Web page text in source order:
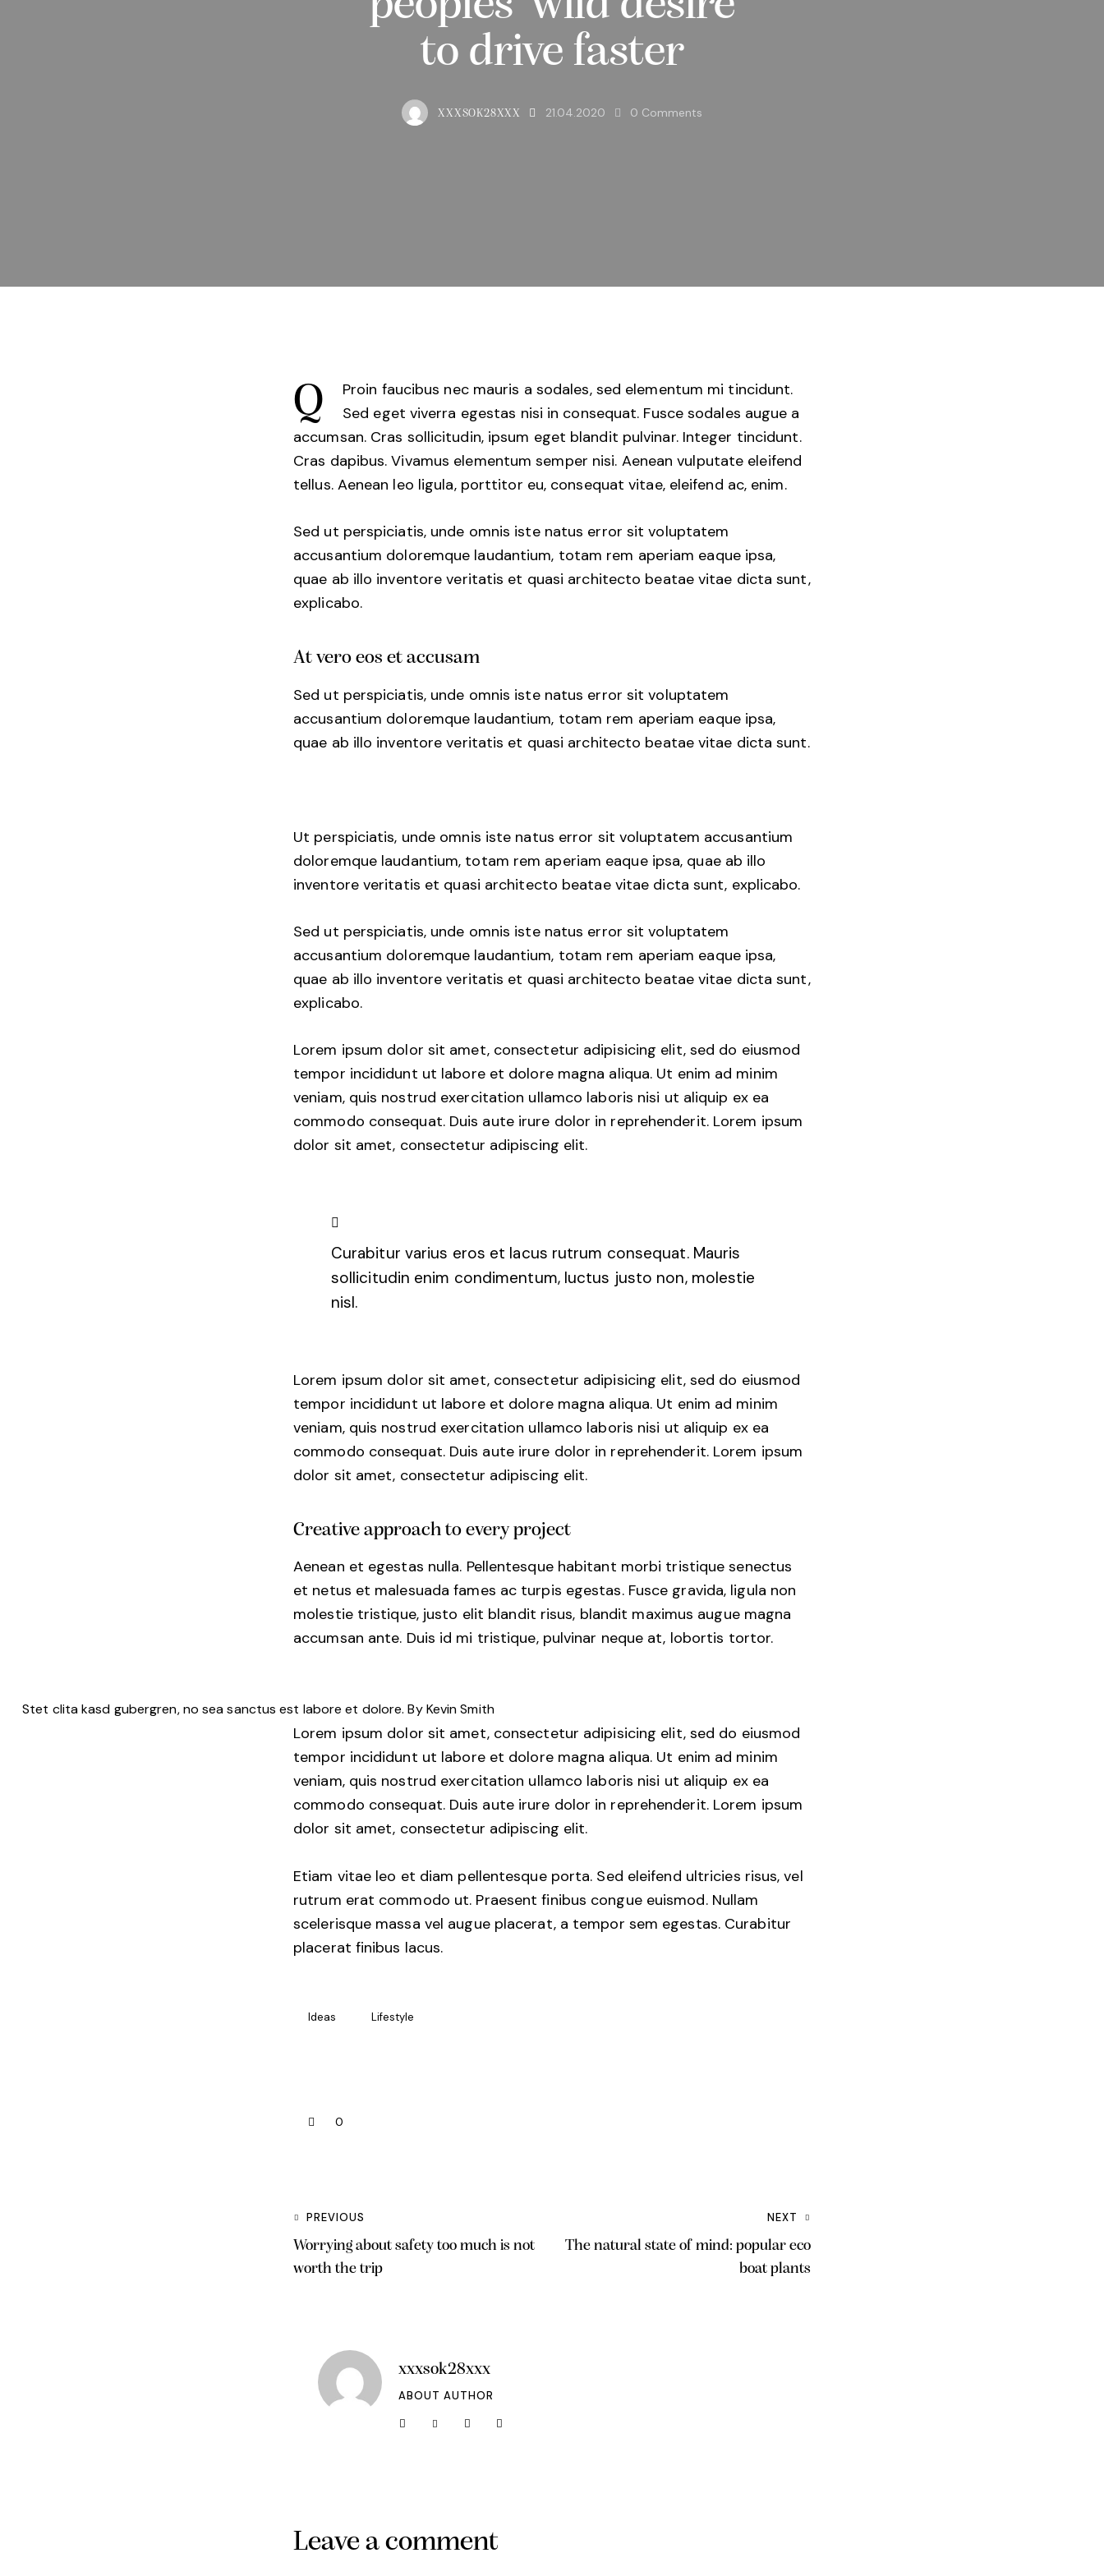
to drive faster
XXXSOK28XXX 21.04.2020 0 Comments
Q
Proin faucibus nec mauris a sodales, sed elementum mi tincidunt.
Sed eget viverra egestas nisi in consequat. Fusce sodales augue a
accumsan. Cras sollicitudin, ipsum eget blandit pulvinar. Integer tincidunt.
Cras dapibus. Vivamus elementum semper nisi. Aenean vulputate eleifend
tellus. Aenean leo ligula, porttitor eu, consequat vitae, eleifend ac, enim.
Sed ut perspiciatis, unde omnis iste natus error sit voluptatem
accusantium doloremque laudantium, totam rem aperiam eaque ipsa,
quae ab illo inventore veritatis et quasi architecto beatae vitae dicta sunt,
explicabo.
At vero eos et accusam
Sed ut perspiciatis, unde omnis iste natus error sit voluptatem
accusantium doloremque laudantium, totam rem aperiam eaque ipsa,
quae ab illo inventore veritatis et quasi architecto beatae vitae dicta sunt.
Ut perspiciatis, unde omnis iste natus error sit voluptatem accusantium
doloremque laudantium, totam rem aperiam eaque ipsa, quae ab illo
inventore veritatis et quasi architecto beatae vitae dicta sunt, explicabo.
Sed ut perspiciatis, unde omnis iste natus error sit voluptatem
accusantium doloremque laudantium, totam rem aperiam eaque ipsa,
quae ab illo inventore veritatis et quasi architecto beatae vitae dicta sunt,
explicabo.
Lorem ipsum dolor sit amet, consectetur adipisicing elit, sed do eiusmod
tempor incididunt ut labore et dolore magna aliqua. Ut enim ad minim
veniam, quis nostrud exercitation ullamco laboris nisi ut aliquip ex ea
commodo consequat. Duis aute irure dolor in reprehenderit. Lorem ipsum
dolor sit amet, consectetur adipiscing elit.
Curabitur varius eros et lacus rutrum consequat. Mauris
sollicitudin enim condimentum, luctus justo non, molestie
nisl.
Lorem ipsum dolor sit amet, consectetur adipisicing elit, sed do eiusmod
tempor incididunt ut labore et dolore magna aliqua. Ut enim ad minim
veniam, quis nostrud exercitation ullamco laboris nisi ut aliquip ex ea
commodo consequat. Duis aute irure dolor in reprehenderit. Lorem ipsum
dolor sit amet, consectetur adipiscing elit.
Creative approach to every project
Aenean et egestas nulla. Pellentesque habitant morbi tristique senectus
et netus et malesuada fames ac turpis egestas. Fusce gravida, ligula non
molestie tristique, justo elit blandit risus, blandit maximus augue magna
accumsan ante. Duis id mi tristique, pulvinar neque at, lobortis tortor.
Stet clita kasd gubergren, no sea sanctus est labore et dolore. ByKevin Smith
Lorem ipsum dolor sit amet, consectetur adipisicing elit, sed do eiusmod
tempor incididunt ut labore et dolore magna aliqua. Ut enim ad minim
veniam, quis nostrud exercitation ullamco laboris nisi ut aliquip ex ea
commodo consequat. Duis aute irure dolor in reprehenderit. Lorem ipsum
dolor sit amet, consectetur adipiscing elit.
Etiam vitae leo et diam pellentesque porta. Sed eleifend ultricies risus, vel
rutrum erat commodo ut. Praesent finibus congue euismod. Nullam
scelerisque massa vel augue placerat, a tempor sem egestas. Curabitur
placerat finibus lacus.
Ideas Lifestyle
0
PREVIOUS
Worrying about safety too much is not
worth the trip
NEXT
The natural state of mind: popular eco
boat plants
xxxsok28xxx
ABOUT AUTHOR
Leave a comment